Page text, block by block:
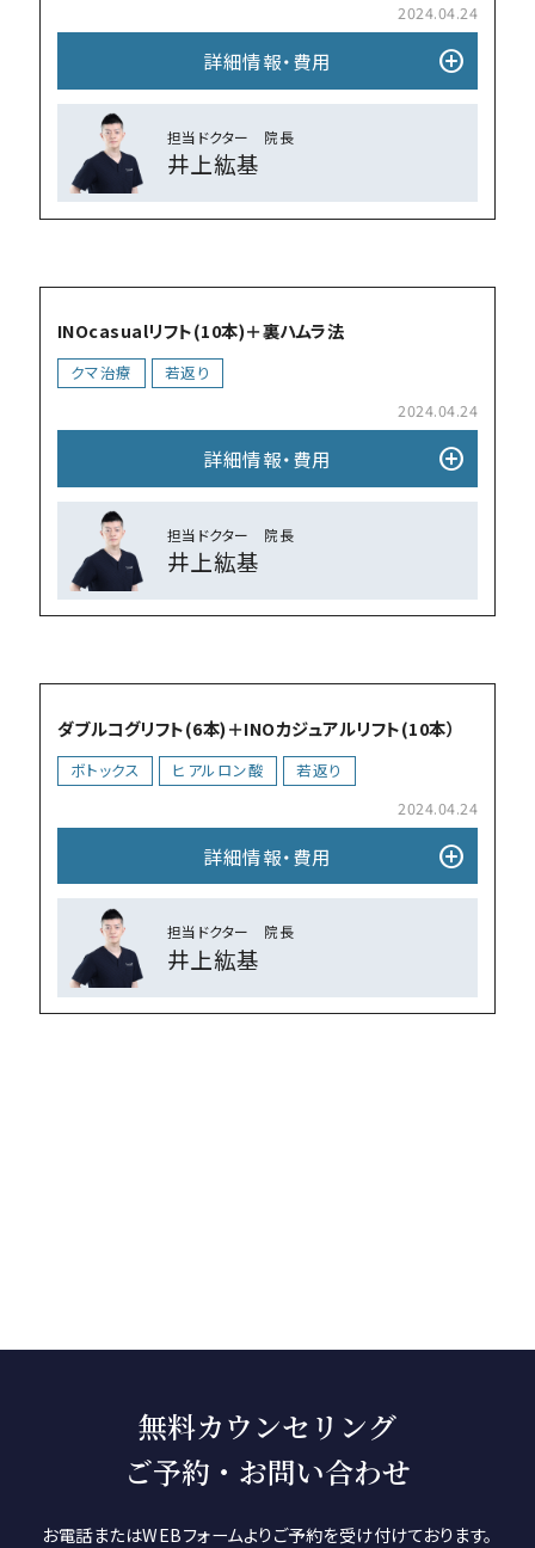
2024.04.24
詳細情報・費⽤ add_circle
担当ドクター 院⻑
井上紘基
INOcasualリフト(10本)＋裏ハムラ法
クマ治療
若返り
2024.04.24
詳細情報・費⽤ add_circle
担当ドクター 院⻑
井上紘基
ダブルコグリフト(6本)＋INOカジュアルリフト(10本）
ボトックス ヒアルロン酸
若返り
2024.04.24
詳細情報・費⽤ add_circle
担当ドクター 院⻑
井上紘基
無料カウンセリング
ご予約・お問い合わせ
お電話またはWEBフォームよりご予約を受け付けております。